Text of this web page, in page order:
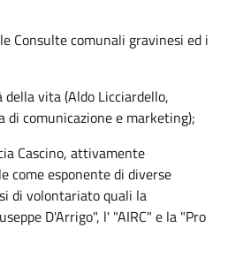
Consulte comunali gravinesi ed i
vita (Aldo Licciardello,
di comunicazione e marketing);
Cascino, attivamente
come esponente di diverse
di volontariato quali la
D'Arrigo", l' "AIRC" e la "Pro